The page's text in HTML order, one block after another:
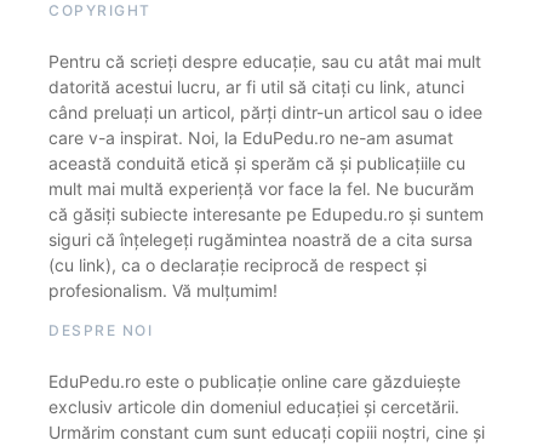
COPYRIGHT
Pentru că scrieți despre educație, sau cu atât mai mult
datorită acestui lucru, ar fi util să citați cu link, atunci
când preluați un articol, părți dintr-un articol sau o idee
care v-a inspirat. Noi, la EduPedu.ro ne-am asumat
această conduită etică și sperăm că și publicațiile cu
mult mai multă experiență vor face la fel. Ne bucurăm
că găsiți subiecte interesante pe Edupedu.ro și suntem
siguri că înțelegeți rugămintea noastră de a cita sursa
(cu link), ca o declarație reciprocă de respect și
profesionalism. Vă mulțumim!
DESPRE NOI
EduPedu.ro este o publicație online care găzduiește
exclusiv articole din domeniul educației și cercetării.
Urmărim constant cum sunt educați copiii noștri, cine și